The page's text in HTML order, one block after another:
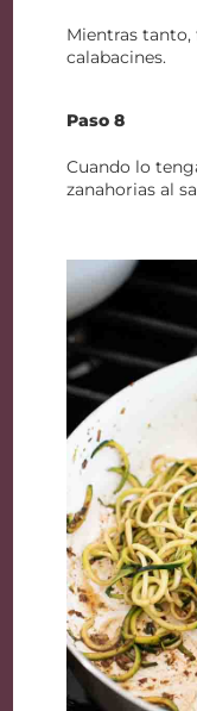
Mientras tanto,
calabacines.
Paso 8
Cuando lo
zanahorias al